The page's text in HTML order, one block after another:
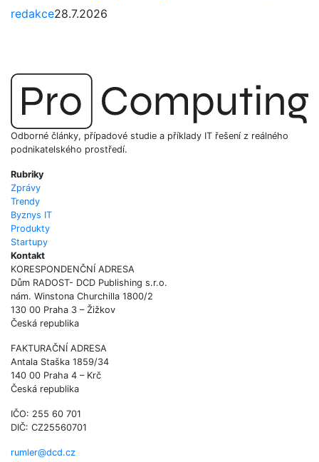
redakce28.7.2026
Odborné články, případové studie a příklady IT řešení z reálného
podnikatelského prostředí.
Rubriky
Zprávy
Trendy
Byznys IT
Produkty
Startupy
Kontakt
KORESPONDENČNÍ ADRESA
Dům RADOST- DCD Publishing s.r.o.
nám. Winstona Churchilla 1800/2
130 00 Praha 3 – Žižkov
Česká republika
FAKTURAČNÍ ADRESA
Antala Staška 1859/34
140 00 Praha 4 – Krč
Česká republika
IČO: 255 60 701
DIČ: CZ25560701
rumler@dcd.cz